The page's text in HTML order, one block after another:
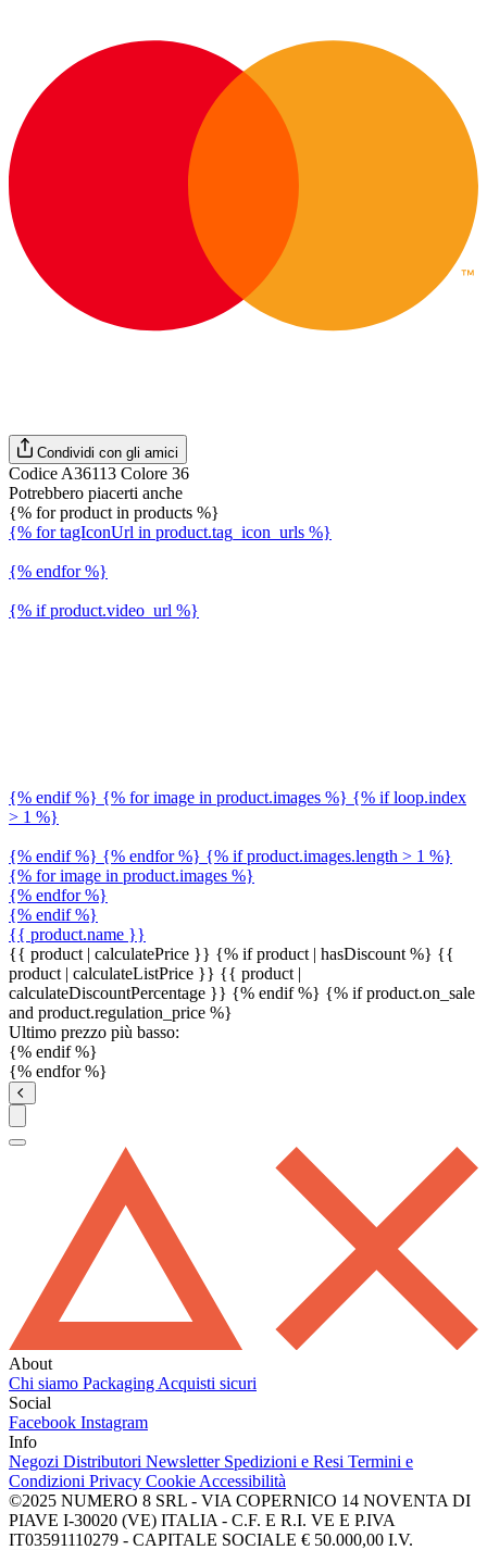
Condividi con gli amici
Codice A36113 Colore 36
Potrebbero piacerti anche
{% for product in products %}
{% for tagIconUrl in product.tag_icon_urls %}
{% endfor %}
{% if product.video_url %}
{% endif %} {% for image in product.images %} {% if loop.index
> 1 %}
{% endif %} {% endfor %} {% if product.images.length > 1 %}
{% for image in product.images %}
{% endfor %}
{% endif %}
{{ product.name }}
{{ product | calculatePrice }} {% if product | hasDiscount %} {{
product | calculateListPrice }} {{ product |
calculateDiscountPercentage }} {% endif %} {% if product.on_sale
and product.regulation_price %}
Ultimo prezzo più basso:
{% endif %}
{% endfor %}
About
Chi siamo Packaging Acquisti sicuri
Social
Facebook Instagram
Info
Negozi Distributori Newsletter Spedizioni e Resi Termini e
Condizioni Privacy Cookie Accessibilità
©2025 NUMERO 8 SRL - VIA COPERNICO 14 NOVENTA DI
PIAVE I-30020 (VE) ITALIA - C.F. E R.I. VE E P.IVA
IT03591110279 - CAPITALE SOCIALE € 50.000,00 I.V.